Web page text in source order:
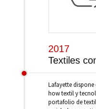
2017
Textiles
Lafayette
how textil y
portafolio de